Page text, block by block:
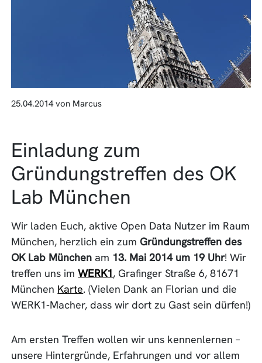
25.04.2014 von Marcus
Einladung zum
Gründungstreffen des OK
Lab München
Wir laden Euch, aktive Open Data Nutzer im Raum
München, herzlich ein zum Gründungstreffen des
OK Lab München am 13. Mai 2014 um 19 Uhr! Wir
treffen uns imWERK1, Grafinger Straße 6, 81671
München Karte. (Vielen Dank an Florian und die
WERK1-Macher, dass wir dort zu Gast sein dürfen!)
Am ersten Treffen wollen wir uns kennenlernen –
unsere Hintergründe, Erfahrungen und vor allem